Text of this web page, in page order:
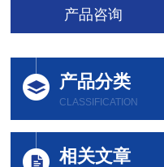
产品咨询
产品分类
CLASSIFICATION
相关文章